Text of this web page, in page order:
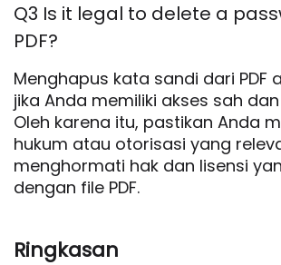
Q3 Is it legal to delete a
PDF?
Menghapus kata sandi dari PDF
jika Anda memiliki akses sah
Oleh karena itu, pastikan Anda
hukum atau otorisasi yang
menghormati hak dan lisensi
dengan file PDF.
Ringkasan